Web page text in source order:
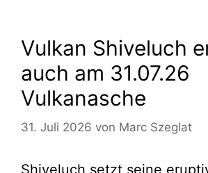
Vulkan Shiveluch
auch am 31.07.26
Vulkanasche
31. Juli 2026 von Marc Szeglat
Shiveluch setzt seine